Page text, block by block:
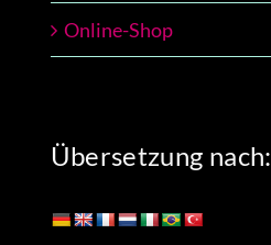
Online-Shop
Übersetzung nach: